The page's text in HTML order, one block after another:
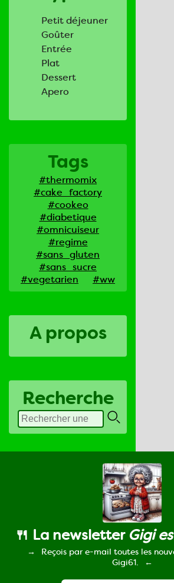
Petit déjeuner
Goûter
Entrée
Plat
Dessert
Apero
Tags
#thermomix
#cake_factory
#cookeo
#diabetique
#omnicuiseur
#regime
#sans_gluten
#sans_sucre
#vegetarien
#ww
A propos
Recherche
🍴 La newsletter Gigi
Reçois par e-mail toutes les
Gigi61.